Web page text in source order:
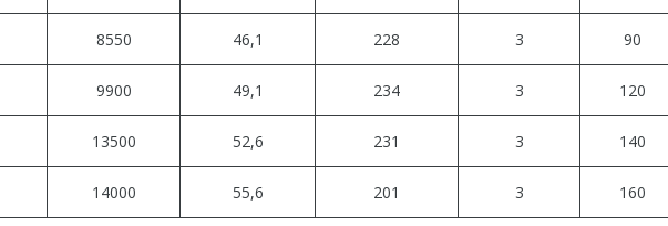
8550 46,1 228 3 90
9900 49,1 234 3 120
13500 52,6 231 3 140
14000 55,6 201 3 160